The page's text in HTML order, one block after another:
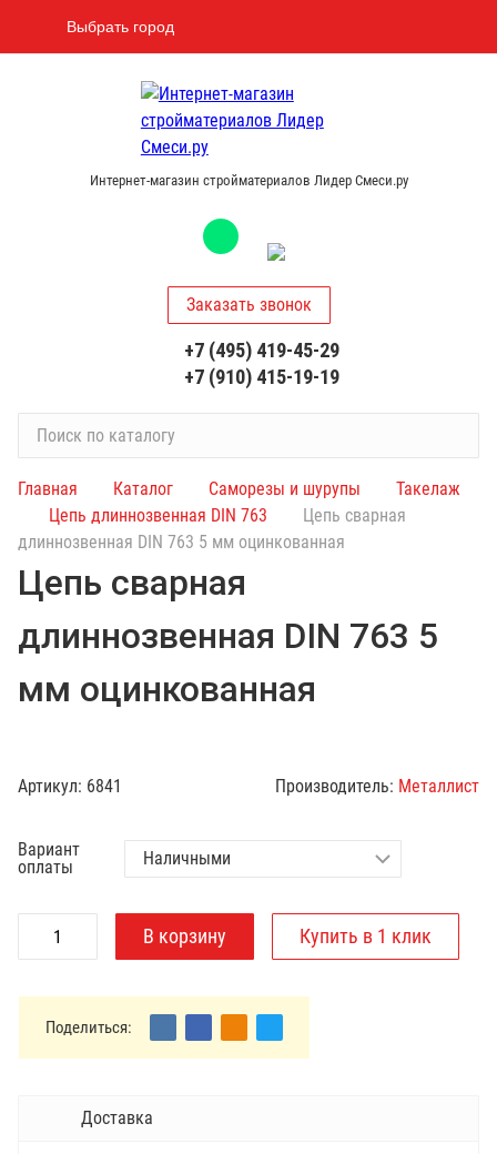
Выбрать город
Интернет-магазин стройматериалов Лидер Смеси.ру
и
п
а
а
у
Заказать звонок
+7 (495) 419-45-29
+7 (910) 415-19-19
Главная Каталог Саморезы и шурупы
Такелаж
Цепь длиннозвенная DIN 763
Цепь сварная
длиннозвенная DIN 763 5 мм оцинкованная
Цепь сварная
длиннозвенная DIN 763 5
мм оцинкованная
Артикул: 6841 Производитель: Металлист
Вариант
оплаты
Поделиться:
Доставка